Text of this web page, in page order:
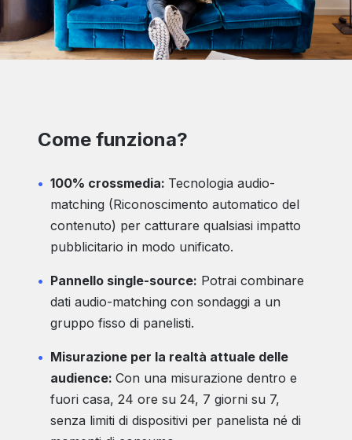
Come funziona?
100% crossmedia: Tecnologia audio-
matching (Riconoscimento automatico del
contenuto) per catturare qualsiasi impatto
pubblicitario in modo unificato.
Pannello single-source: Potrai combinare
dati audio-matching con sondaggi a un
gruppo fisso di panelisti.
Misurazione per la realtà attuale delle
audience: Con una misurazione dentro e
fuori casa, 24 ore su 24, 7 giorni su 7,
senza limiti di dispositivi per panelista né di